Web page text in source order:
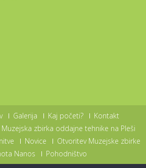
Galerija Kaj početi?
Kontakt
Muzejska zbirka oddajne tehnike na Pleši
Novice
Otvoritev Muzejske zbirke
Nanos
Pohodništvo